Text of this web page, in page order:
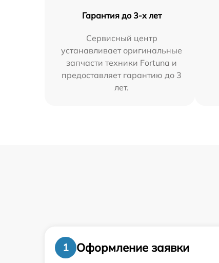
Гарантия до 3-х лет
Сервисный центр
устанавливает оригинальные
запчасти техники Fortuna и
предоставляет гарантию до 3
лет.
1
Оформление заявки